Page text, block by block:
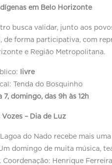
em Belo Horizonte
busca validar, junto aos
de forma participativa, com
e Região Metropolitana.
livre
Tenda do Bosquinho
7, domingo, das 9h às 12h
Vozes – Dia de Luz
Lagoa do Nado recebe mais
domingo de muita música,
Coordenação: Henrique Ferreira